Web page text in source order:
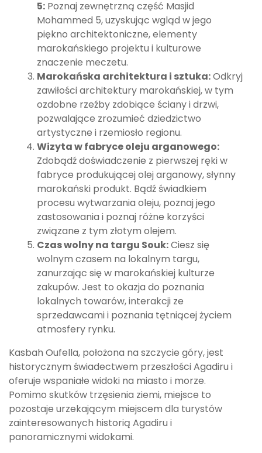
5: Poznaj zewnętrzną część Masjid
Mohammed 5, uzyskując wgląd w jego
piękno architektoniczne, elementy
marokańskiego projektu i kulturowe
znaczenie meczetu.
Marokańska architektura i sztuka:Odkryj
zawiłości architektury marokańskiej, w tym
ozdobne rzeźby zdobiące ściany i drzwi,
pozwalające zrozumieć dziedzictwo
artystyczne i rzemiosło regionu.
Wizyta w fabryce oleju arganowego:
Zdobądź doświadczenie z pierwszej ręki w
fabryce produkującej olej arganowy, słynny
marokański produkt. Bądź świadkiem
procesu wytwarzania oleju, poznaj jego
zastosowania i poznaj różne korzyści
związane z tym złotym olejem.
Czas wolny na targu Souk:Ciesz się
wolnym czasem na lokalnym targu,
zanurzając się w marokańskiej kulturze
zakupów. Jest to okazja do poznania
lokalnych towarów, interakcji ze
sprzedawcami i poznania tętniącej życiem
atmosfery rynku.
Kasbah Oufella, położona na szczycie góry, jest
historycznym świadectwem przeszłości Agadiru i
oferuje wspaniałe widoki na miasto i morze.
Pomimo skutków trzęsienia ziemi, miejsce to
pozostaje urzekającym miejscem dla turystów
zainteresowanych historią Agadiru i
panoramicznymi widokami.